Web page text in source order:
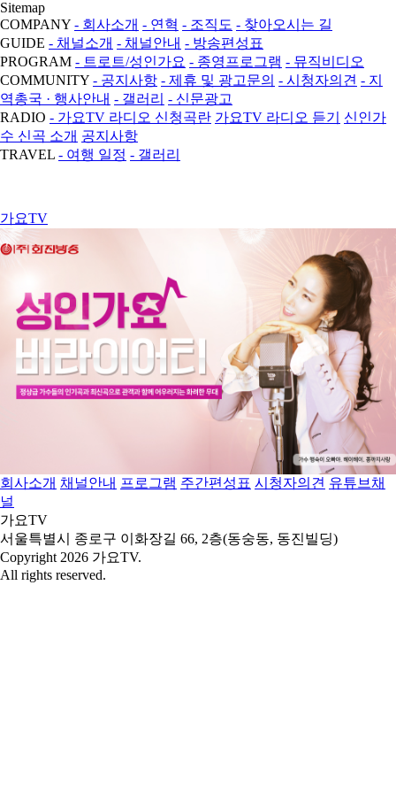
Sitemap
COMPANY - 회사소개 - 연혁 - 조직도 - 찾아오시는 길
GUIDE - 채널소개 - 채널안내 - 방송편성표
PROGRAM - 트로트/성인가요 - 종영프로그램 - 뮤직비디오
COMMUNITY - 공지사항 - 제휴 및 광고문의 - 시청자의견 - 지
역총국 · 행사안내 - 갤러리 - 신문광고
RADIO - 가요TV 라디오 신청곡란 가요TV 라디오 듣기
신인가
수 신곡 소개 공지사항
TRAVEL - 여행 일정 - 갤러리
가요TV
회사소개 채널안내 프로그램 주간편성표 시청자의견 유튜브채
널
가요TV
서울특별시 종로구 이화장길 66, 2층(동숭동, 동진빌딩)
Copyright 2026 가요TV.
All rights reserved.